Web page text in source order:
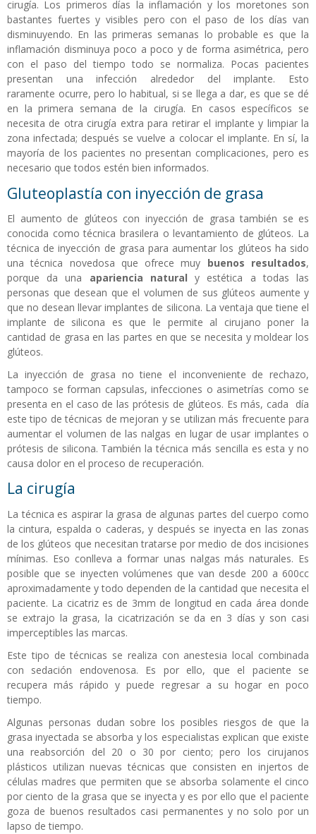
cirugía. Los primeros días la inflamación y los moretones son
bastantes fuertes y visibles pero con el paso de los días van
disminuyendo. En las primeras semanas lo probable es que la
inflamación disminuya poco a poco y de forma asimétrica, pero
con el paso del tiempo todo se normaliza. Pocas pacientes
presentan una infección alrededor del implante. Esto
raramente ocurre, pero lo habitual, si se llega a dar, es que se dé
en la primera semana de la cirugía. En casos específicos se
necesita de otra cirugía extra para retirar el implante y limpiar la
zona infectada; después se vuelve a colocar el implante. En sí, la
mayoría de los pacientes no presentan complicaciones, pero es
necesario que todos estén bien informados.
Gluteoplastía con inyección de grasa
El aumento de glúteos con inyección de grasa también se es
conocida como técnica brasilera o levantamiento de glúteos. La
técnica de inyección de grasa para aumentar los glúteos ha sido
una técnica novedosa que ofrece muy buenos resultados,
porque da una apariencia natural y estética a todas las
personas que desean que el volumen de sus glúteos aumente y
que no desean llevar implantes de silicona. La ventaja que tiene el
implante de silicona es que le permite al cirujano poner la
cantidad de grasa en las partes en que se necesita y moldear los
glúteos.
La inyección de grasa no tiene el inconveniente de rechazo,
tampoco se forman capsulas, infecciones o asimetrías como se
presenta en el caso de las prótesis de glúteos. Es más, cada día
este tipo de técnicas de mejoran y se utilizan más frecuente para
aumentar el volumen de las nalgas en lugar de usar implantes o
prótesis de silicona. También la técnica más sencilla es esta y no
causa dolor en el proceso de recuperación.
La cirugía
La técnica es aspirar la grasa de algunas partes del cuerpo como
la cintura, espalda o caderas, y después se inyecta en las zonas
de los glúteos que necesitan tratarse por medio de dos incisiones
mínimas. Eso conlleva a formar unas nalgas más naturales. Es
posible que se inyecten volúmenes que van desde 200 a 600cc
aproximadamente y todo dependen de la cantidad que necesita el
paciente. La cicatriz es de 3mm de longitud en cada área donde
se extrajo la grasa, la cicatrización se da en 3 días y son casi
imperceptibles las marcas.
Este tipo de técnicas se realiza con anestesia local combinada
con sedación endovenosa. Es por ello, que el paciente se
recupera más rápido y puede regresar a su hogar en poco
tiempo.
Algunas personas dudan sobre los posibles riesgos de que la
grasa inyectada se absorba y los especialistas explican que existe
una reabsorción del 20 o 30 por ciento; pero los cirujanos
plásticos utilizan nuevas técnicas que consisten en injertos de
células madres que permiten que se absorba solamente el cinco
por ciento de la grasa que se inyecta y es por ello que el paciente
goza de buenos resultados casi permanentes y no solo por un
lapso de tiempo.